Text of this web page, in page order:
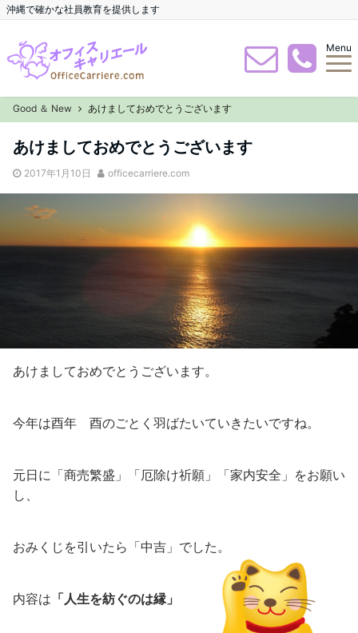
沖縄で確かな社員教育を提供します
Menu
Good ＆ New あけましておめでとうございます
あけましておめでとうございます
2017年1月10日 officecarriere.com
あけましておめでとうございます。
今年は酉年 酉のごとく羽ばたいていきたいですね。
元日に「商売繁盛」「厄除け祈願」「家内安全」をお願い
し、
おみくじを引いたら「中吉」でした。
内容は 「人生を紡ぐのは縁」